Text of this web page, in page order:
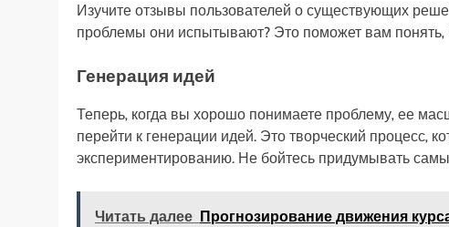
Изучите отзывы пользователей о существующих
проблемы они испытывают? Это поможет вам
Генерация идей
Теперь‚ когда вы хорошо понимаете проблему‚ ее
перейти к генерации идей. Это творческий процесс‚
экспериментированию. Не бойтесь придумывать
Читать далее Прогнозирование движения